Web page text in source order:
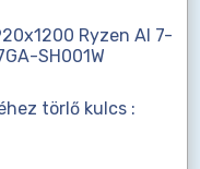
Ryzen AI 7-
SH001W
törlő kulcs :